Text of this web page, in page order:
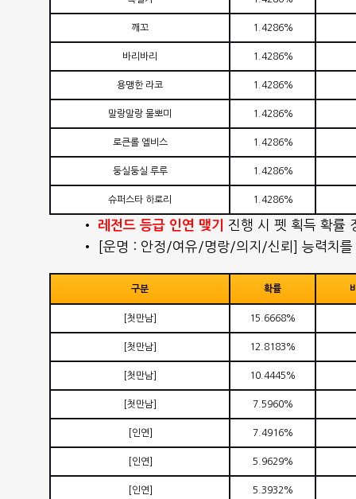
깨꼬 1.4286%
바리바리 1.4286%
용맹한 라코 1.4286%
말랑말랑 물뽀미 1.4286%
로큰롤 엘비스 1.4286%
둥실둥실 루루 1.4286%
슈퍼스타 하로리 1.4286%
• 레전드 등급 인연 맺기
진행 시 펫 획득 확률
• [운명 : 안정/여유/명랑/의지/신뢰] 능력치를
구분 확률
첫만남 15.6668%
첫만남 12.8183%
첫만남 10.4445%
첫만남 7.5960%
인연 7.4916%
인연 5.9629%
인연 5.3932%